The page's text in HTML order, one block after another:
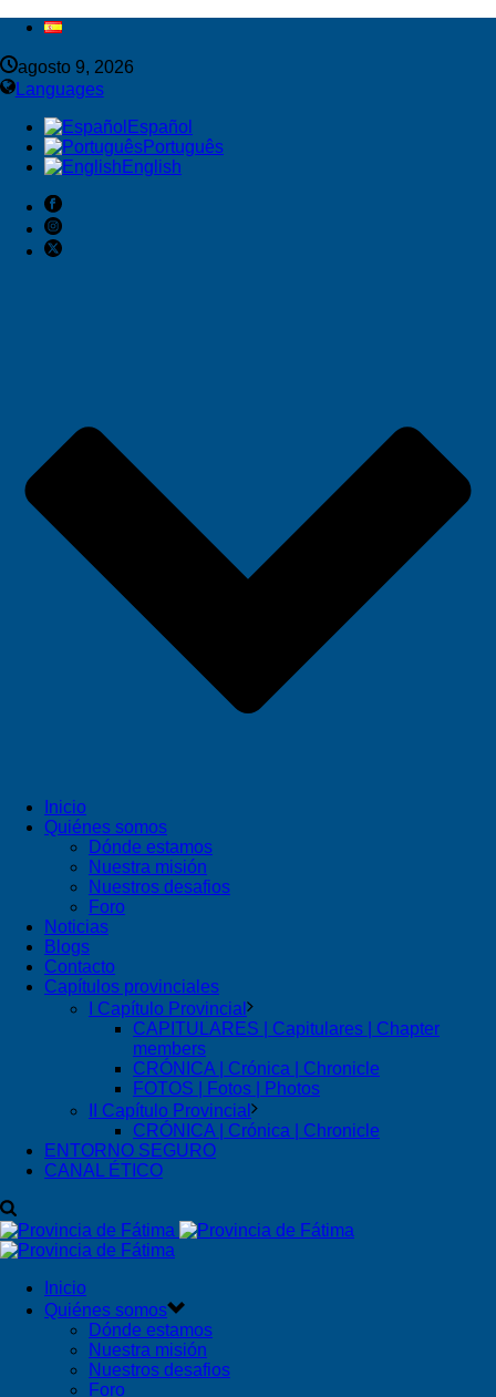
agosto 9, 2026
Languages
Español
Português
English
Inicio
Quiénes somos
Dónde estamos
Nuestra misión
Nuestros desafios
Foro
Noticias
Blogs
Contacto
Capítulos provinciales
I Capítulo Provincial
CAPITULARES | Capitulares | Chapter
members
CRÓNICA | Crónica | Chronicle
FOTOS | Fotos | Photos
II Capítulo Provincial
CRÓNICA | Crónica | Chronicle
ENTORNO SEGURO
CANAL ÉTICO
Inicio
Quiénes somos
Dónde estamos
Nuestra misión
Nuestros desafios
Foro